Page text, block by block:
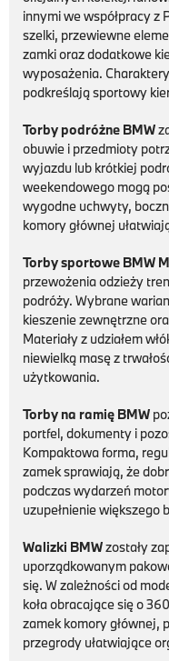
innymi we współpracy z
szelki, przewiewne
zamki oraz dodatkowe
wyposażenia.
podkreślają sportowy
Torby podróżne BMW
obuwie i przedmioty
wyjazdu lub krótkiej
weekendowego mogą
wygodne uchwyty,
komory głównej
Torby sportowe BMW
przewożenia odzieży
podróży. Wybrane
kieszenie zewnętrzne
Materiały z udziałem
niewielką masę z
użytkowania.
Torby na ramię BMW
portfel, dokumenty i
Kompaktowa forma,
zamek sprawiają, że
podczas wydarzeń
uzupełnienie większego
Walizki BMWzostały
uporządkowanym
się. W zależności od
koła obracające się o
zamek komory głównej,
przegrody ułatwiające